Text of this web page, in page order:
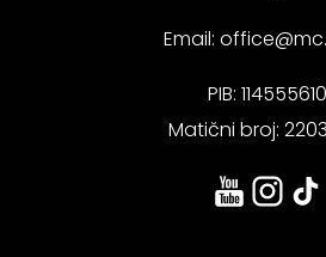
Email:
PIB: 114555610
Matični broj: